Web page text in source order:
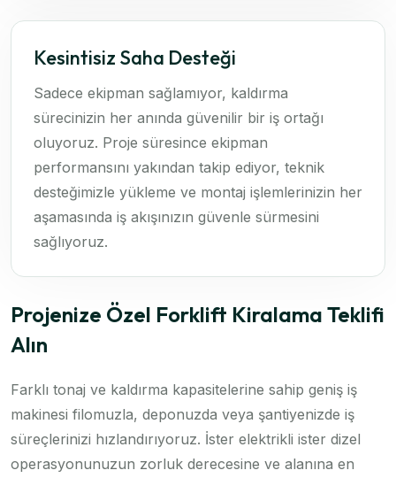
Kesintisiz Saha Desteği
Sadece ekipman sağlamıyor, kaldırma
sürecinizin her anında güvenilir bir iş ortağı
oluyoruz. Proje süresince ekipman
performansını yakından takip ediyor, teknik
desteğimizle yükleme ve montaj işlemlerinizin her
aşamasında iş akışınızın güvenle sürmesini
sağlıyoruz.
Projenize Özel Forklift Kiralama Teklifi
Alın
Farklı tonaj ve kaldırma kapasitelerine sahip geniş iş
makinesi filomuzla, deponuzda veya şantiyenizde iş
süreçlerinizi hızlandırıyoruz. İster elektrikli ister dizel
operasyonunuzun zorluk derecesine ve alanına en